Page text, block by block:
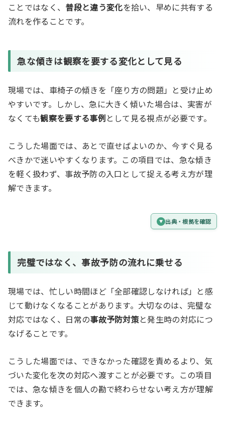
ことではなく、 普段と違う変化を拾い、早めに共有する
流れを作ることです。
急な傾きは観察を要する変化として見る
現場では、車椅子の傾きを「座り方の問題」と受け止め
やすいです。しかし、急に大きく傾いた場合は、実害が
なくても観察を要する事例として見る視点が必要です。
こうした場面では、あとで直せばよいのか、今すぐ見る
べきかで迷いやすくなります。この項目では、急な傾き
を軽く扱わず、事故予防の入口として捉える考え方が理
解できます。
出典・根拠を確認
完璧ではなく、事故予防の流れに乗せる
現場では、忙しい時間ほど「全部確認しなければ」と感
じて動けなくなることがあります。大切なのは、完璧な
対応ではなく、日常の事故予防対策と発生時の対応につ
なげることです。
こうした場面では、できなかった確認を責めるより、気
づいた変化を次の対応へ渡すことが必要です。この項目
では、急な傾きを個人の勘で終わらせない考え方が理解
できます。